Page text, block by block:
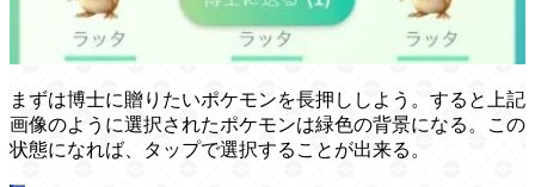
まずは博士に贈りたいポケモンを長押ししよう。すると上記
画像のように選択されたポケモンは緑色の背景になる。この
状態になれば、タップで選択することが出来る。